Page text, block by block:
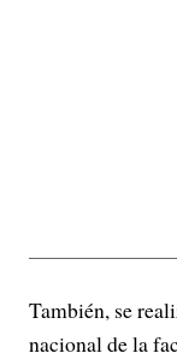
También, se
nacional de la